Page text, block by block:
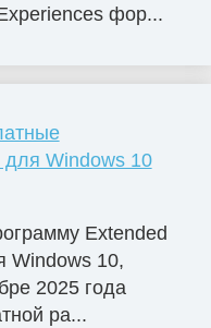
фор...
для Windows 10
Extended
Windows 10,
2025 года
ра...